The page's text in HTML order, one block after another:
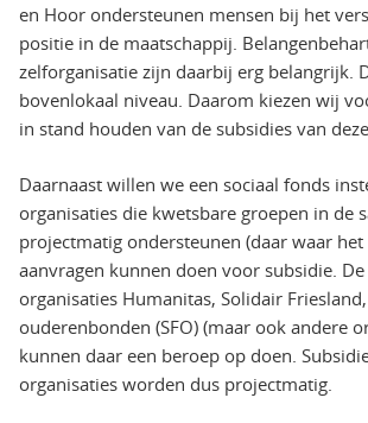
en Hoor ondersteunen mensen bij het
positie in de maatschappij.
zelforganisatie zijn daarbij erg belangrijk.
bovenlokaal niveau. Daarom kiezen wij
in stand houden van de subsidies van
Daarnaast willen we een sociaal fonds
organisaties die kwetsbare groepen in de
projectmatig ondersteunen (daar waar het
aanvragen kunnen doen voor subsidie.
organisaties Humanitas, Solidair
ouderenbonden (SFO) (maar ook andere
kunnen daar een beroep op doen.
organisaties worden dus projectmatig.